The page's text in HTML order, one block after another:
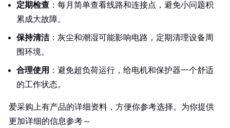
定期检查 ：每月简单查看线路和连接点，避免小问题积
累成大故障。
保持清洁：灰尘和潮湿可能影响电路，定期清理设备周
围环境。
合理使用 ：避免超负荷运行，给电机和保护器一个舒适
的工作状态。
爱采购上有产品的详细资料，方便你参考选择。为你提供
更加详细的信息参考～